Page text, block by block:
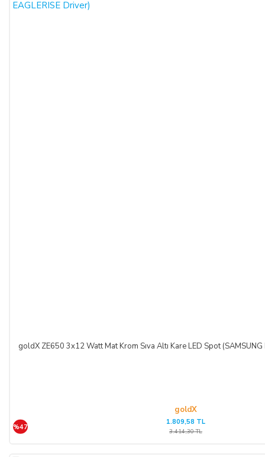
goldX ZE650 3x12 Watt Mat Krom Sıva Altı Kare LED Spot (SAMSUNG
goldX
%47
1.809,58 TL
3.414,30 TL